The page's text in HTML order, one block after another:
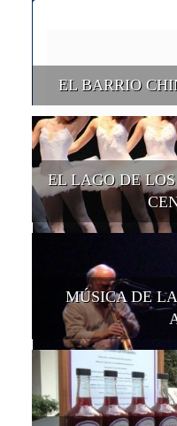
EL BARRIO
EL LAGO DE
MÚSICA DE